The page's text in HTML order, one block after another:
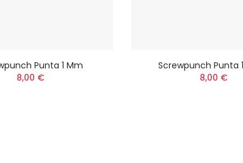
Punta 1 Mm
8,00 €
Screwpunch Punta
8,00 €